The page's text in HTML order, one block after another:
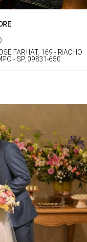
FARHAT, 169 - RIACHO
- SP, 09831-650